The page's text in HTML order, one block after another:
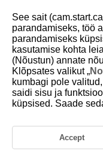
D388-092
Eelsarivõte
Selle funktsiooni
hetkest kui vajutasite
].
See sait
parandamiseks, töö
parandamiseks
kasutamise kohta
(Nõustun) annate
Klõpsates valikut „
kumbagi pole
saidi sisu ja
küpsised. Saade
Accept